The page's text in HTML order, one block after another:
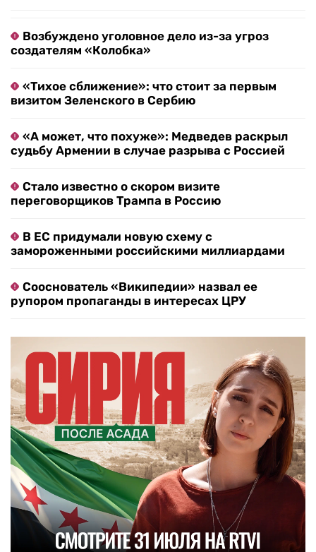
Возбуждено уголовное дело из-за угроз
создателям «Колобка»
«Тихое сближение»: что стоит за первым
визитом Зеленского в Сербию
«А может, что похуже»: Медведев раскрыл
судьбу Армении в случае разрыва с Россией
Стало известно о скором визите
переговорщиков Трампа в Россию
В ЕС придумали новую схему с
замороженными российскими миллиардами
Сооснователь «Википедии» назвал ее
рупором пропаганды в интересах ЦРУ